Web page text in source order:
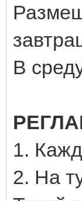
В
1.
2. На